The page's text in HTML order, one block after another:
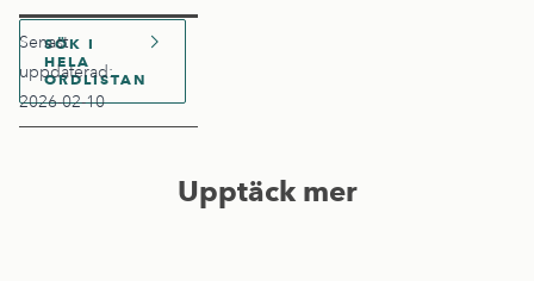
SÖK I
HELA
ORDLISTAN
Senast
uppdaterad:
2026-02-10
Upptäck mer